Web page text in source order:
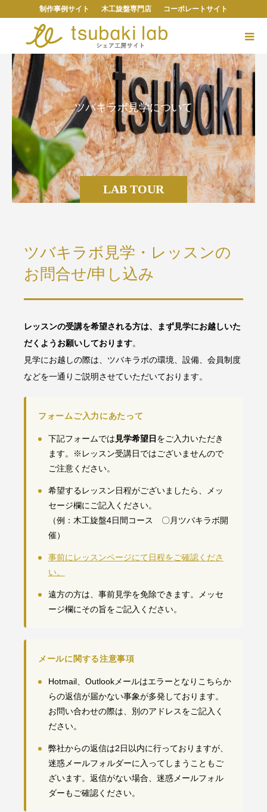
制作事例サイト 木工旋盤専門店 コーポレートサイト
LAB TOUR
ツバキラ ボ見学について
ツバキラボ見学・レッスンの
お問合せ/申し込み
レッスンの受講を希望される方は、まず見学にお越しいた
だくようお願いしております。
見学にお越しの際は、ツバキラボの環境、設備、会員制度
などを一通りご説明させていただいております。
フォームご入力にあたって
下記フォームでは見学希望日 をご入力いただき
ます。※レッスン受講日ではございませんので
ご注意ください。
希望するレッスン日程がございましたら、メッ
セージ欄にご記入ください。
（例：木工旋盤4日間コース 〇月ツバキラボ開
催）
事前にレッスンページにて日程をご確認くださ
い。
遠方の方は、事前見学を免除できます。メッセ
ージ欄にその旨をご記入ください。
メールに関する注意事項
Hotmail、Outlookメールはエラーとなりこちらか
らの返信が届かない事象が多発しております。
お問い合わせの際は、別のアドレスをご記入く
ださい。
弊社からの返信は2日以内に行っておりますが、
迷惑メールフォルダーに入ってしまうこともご
ざいます。返信がない場合、迷惑メールフォル
ダーもご確認ください。